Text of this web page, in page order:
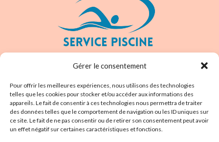
Gérer le consentement
Pour offrir les meilleures expériences, nous utilisons des technologies
telles que les cookies pour stocker et/ou accéder aux informations des
appareils. Le fait de consentir à ces technologies nous permettra de traiter
des données telles que le comportement de navigation ou les ID uniques sur
ce site. Le fait de ne pas consentir ou de retirer son consentement peut avoir
un effet négatif sur certaines caractéristiques et fonctions.
TEL 0778817781
contact@servicepiscine.fr